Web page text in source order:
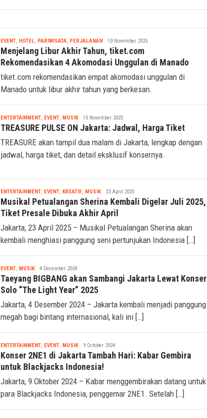
EVENT, HOTEL, PARIWISATA, PERJALANANTsaqif
Ridwan
10 November 2025
Menjelang Libur Akhir Tahun, tiket.com
Rekomendasikan 4 Akomodasi Unggulan di Manado
tiket.com rekomendasikan empat akomodasi unggulan di
Manado untuk libur akhir tahun yang berkesan.
ENTERTAINMENT, EVENT, MUSIKTsaqif
Ridwan
10 November 2025
TREASURE PULSE ON Jakarta: Jadwal, Harga Tiket
TREASURE akan tampil dua malam di Jakarta, lengkap dengan
jadwal, harga tiket, dan detail eksklusif konsernya.
ENTERTAINMENT, EVENT, KREATIF, MUSIKTsaqif
Ridwan
23 April 2025
Musikal Petualangan Sherina Kembali Digelar Juli 2025,
Tiket Presale Dibuka Akhir April
Jakarta, 23 April 2025 – Musikal Petualangan Sherina akan
kembali menghiasi panggung seni pertunjukan Indonesia […]
EVENT, MUSIKTsaqif
Ridwan
4 December 2024
Taeyang BIGBANG akan Sambangi Jakarta Lewat Konser
Solo “The Light Year” 2025
Jakarta, 4 Desember 2024 – Jakarta kembali menjadi panggung
megah bagi bintang internasional, kali ini […]
ENTERTAINMENT, EVENT, MUSIKTsaqif
Ridwan
9 October 2024
Konser 2NE1 di Jakarta Tambah Hari: Kabar Gembira
untuk Blackjacks Indonesia!
Jakarta, 9 Oktober 2024 – Kabar menggembirakan datang untuk
para Blackjacks Indonesia, penggemar 2NE1. Setelah […]